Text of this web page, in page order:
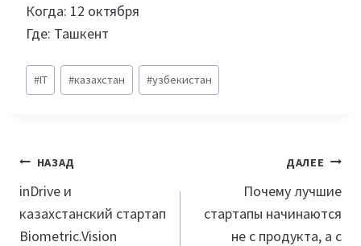
Когда: 12 октября
Где: Ташкент
Метки
записи:
#IT #казахстан #узбекистан
Навигация
по
записям
НАЗАД
inDrive и
казахстанский стартап
Biometric.Vision
ДАЛЕЕ
Почему лучшие
стартапы начинаются
не с продукта, а с